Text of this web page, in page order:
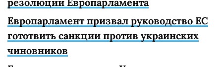
Европарламент призвал руководство ЕС
гототвить санкции против украинских
чиновников